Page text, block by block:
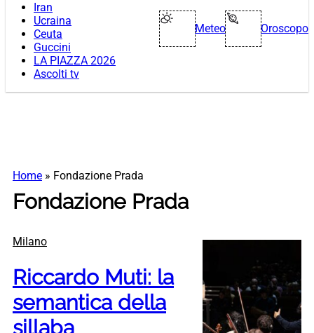
Iran
Ucraina
Ceuta
Guccini
LA PIAZZA 2026
Ascolti tv
Meteo Oroscopo
Home » Fondazione Prada
Fondazione Prada
Milano
Riccardo Muti: la
semantica della
sillaba